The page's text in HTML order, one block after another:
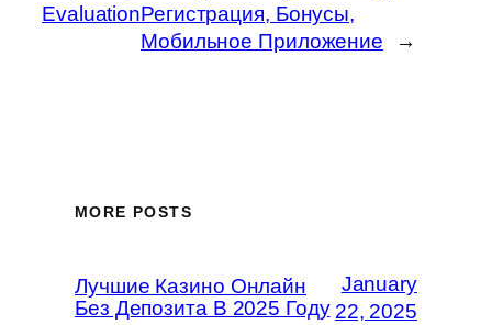
EvaluationРегистрация, Бонусы,
Мобильное Приложение
→
MORE POSTS
Лучшие Казино Онлайн
Без Депозита В 2025 Году
January
22, 2025